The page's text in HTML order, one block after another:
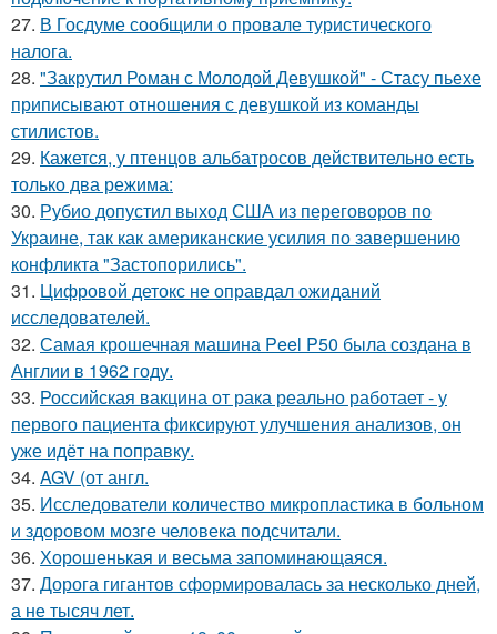
27. В Госдуме сообщили о провале туристического
налога.
28. "Закрутил Роман с Молодой Девушкой" - Стасу пьехе
приписывают отношения с девушкой из команды
стилистов.
29. Кажется, у птенцов альбатросов действительно есть
только два режима:
30. Рубио допустил выход США из переговоров по
Украине, так как американские усилия по завершению
конфликта "Застопорились".
31. Цифровой детокс не оправдал ожиданий
исследователей.
32. Самая крошечная машина Peel P50 была создана в
Англии в 1962 году.
33. Российская вакцина от рака реально работает - у
первого пациента фиксируют улучшения анализов, он
уже идёт на поправку.
34. AGV (от англ.
35. Исследователи количество микропластика в больном
и здоровом мозге человека подсчитали.
36. Хорoшенькая и весьма запоминaющаяся.
37. Дорога гигантов сформировалась за несколько дней,
а не тысяч лет.